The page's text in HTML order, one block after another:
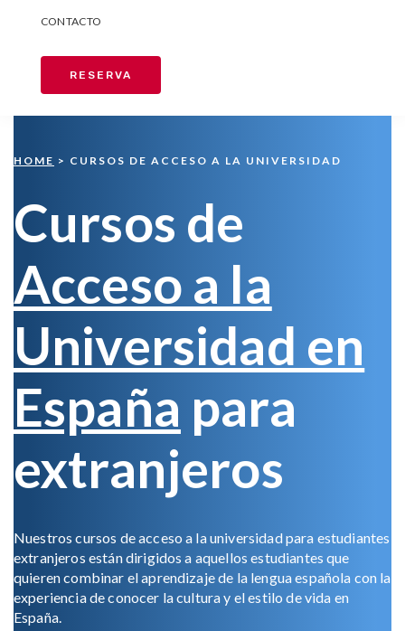
CONTACTO
RESERVA
HOME > CURSOS DE ACCESO A LA UNIVERSIDAD
Cursos de
Acceso a la
Universidad en
España para
extranjeros
Nuestros cursos de acceso a la universidad para estudiantes
extranjeros están dirigidos a aquellos estudiantes que
quieren combinar el aprendizaje de la lengua española con la
experiencia de conocer la cultura y el estilo de vida en
España.